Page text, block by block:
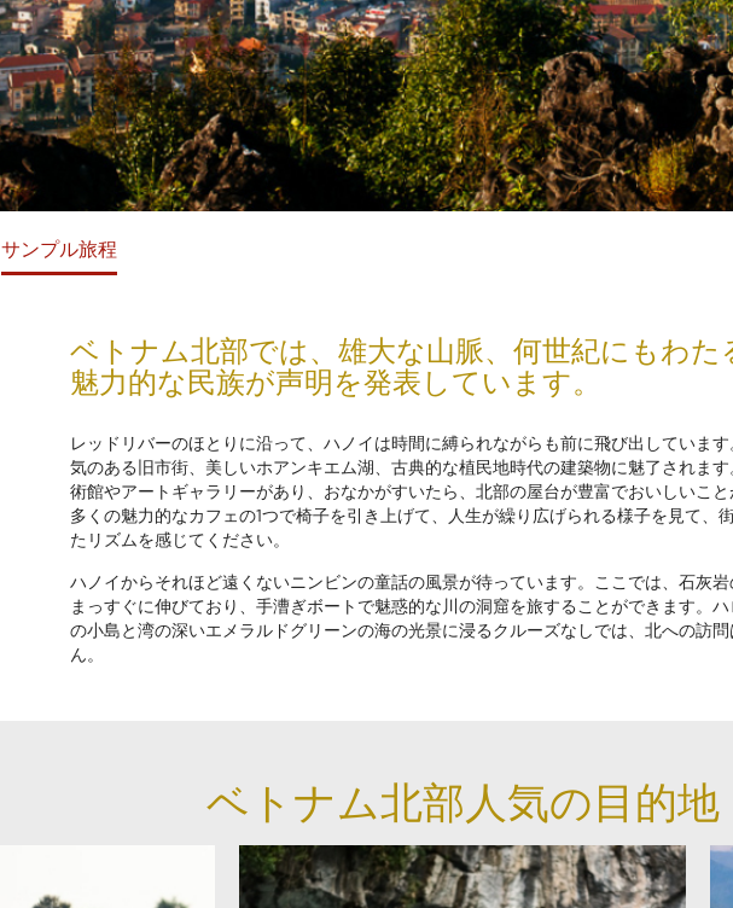
サンプル旅程
ベトナム北部では、雄大な山脈、何世紀にもわた
魅力的な民族が声明を発表しています。
レッドリバーのほとりに沿って、ハノイは時間に縛られながらも前に飛び出していま
気のある旧市街、美しいホアンキエム湖、古典的な植民地時代の建築物に魅了されま
術館やアートギャラリーがあり、おなかがすいたら、北部の屋台が豊富でおいしいこ
多くの魅力的なカフェの1つで椅子を引き上げて、人生が繰り広げられる様子を見て、
たリズムを感じてください。
ハノイからそれほど遠くないニンビンの童話の風景が待っています。ここでは、石灰
まっすぐに伸びており、手漕ぎボートで魅惑的な川の洞窟を旅することができます。
の小島と湾の深いエメラルドグリーンの海の光景に浸るクルーズなしでは、北への訪
ん。
ベトナム北部人気の目的地